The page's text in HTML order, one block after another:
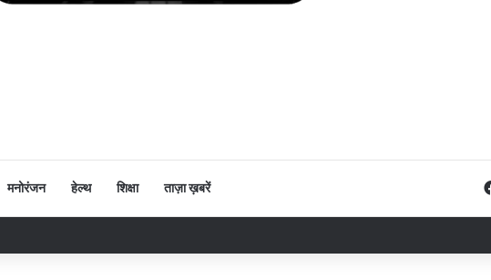
मनोरंजन हेल्थ शिक्षा ताज़ा ख़बरें